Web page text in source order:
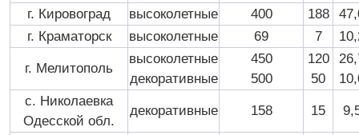
г. Кировоград
высоколетные 400 188
г. Краматорск
высоколетные 69 7
г. Мелитополь
высоколетные
декоративные
450
500
120
50
с. Николаевка
Одесской обл.
декоративные 158 15